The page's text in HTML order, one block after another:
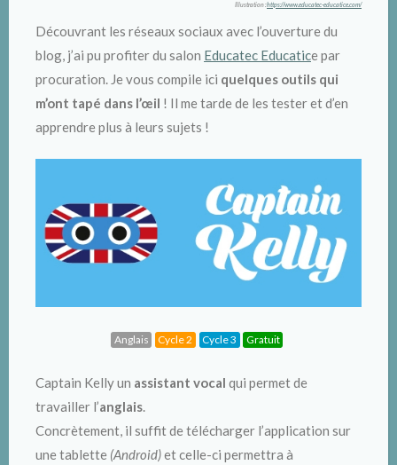
Illustration :https://www.educatec-educatice.com/
Découvrant les réseaux sociaux avec l’ouverture du
blog, j’ai pu profiter du salon Educatec Educatice par
procuration. Je vous compile ici quelques outils qui
m’ont tapé dans l’œil ! Il me tarde de les tester et d’en
apprendre plus à leurs sujets !
Anglais Cycle 2 Cycle 3 Gratuit
Captain Kelly un assistant vocal qui permet de
travailler l’anglais.
Concrètement, il suffit de télécharger l’application sur
une tablette (Android)et celle-ci permettra à